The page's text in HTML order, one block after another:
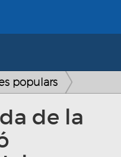
populars
de la